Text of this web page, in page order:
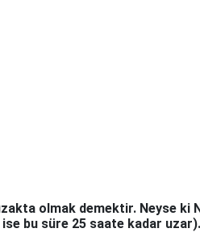
olmak demektir. Neyse ki
ise bu süre 25 saate kadar uzar).